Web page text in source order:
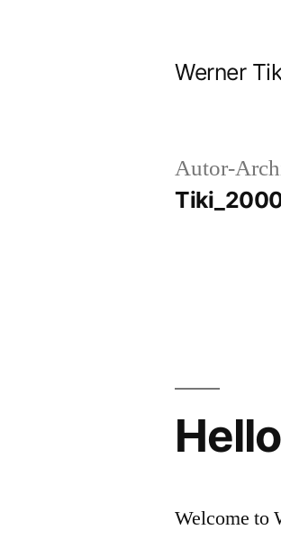
Werner
Autor-
Welcome to